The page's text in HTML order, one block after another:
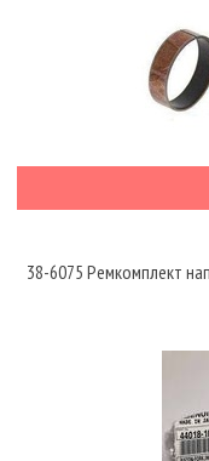
38-6075 Ремкомплект